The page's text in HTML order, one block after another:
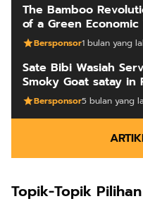
The Bamboo
of a Green Economic
Bersponsor1 bulan yang
Sate Bibi Wasiah
Smoky Goat satay in
Bersponsor5 bulan yang
Topik-Topik Pilihan